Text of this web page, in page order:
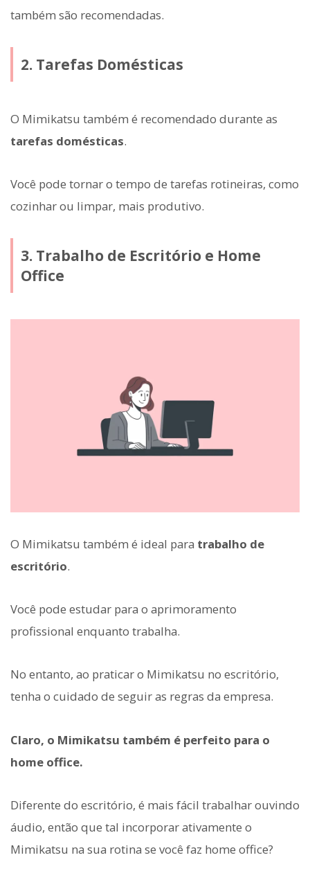
também são recomendadas.
2. Tarefas Domésticas
O Mimikatsu também é recomendado durante as
tarefas domésticas.
Você pode tornar o tempo de tarefas rotineiras, como
cozinhar ou limpar, mais produtivo.
3. Trabalho de Escritório e Home
Office
O Mimikatsu também é ideal para trabalho de
escritório.
Você pode estudar para o aprimoramento
profissional enquanto trabalha.
No entanto, ao praticar o Mimikatsu no escritório,
tenha o cuidado de seguir as regras da empresa.
Claro, o Mimikatsu também é perfeito para o
home office.
Diferente do escritório, é mais fácil trabalhar ouvindo
áudio, então que tal incorporar ativamente o
Mimikatsu na sua rotina se você faz home office?